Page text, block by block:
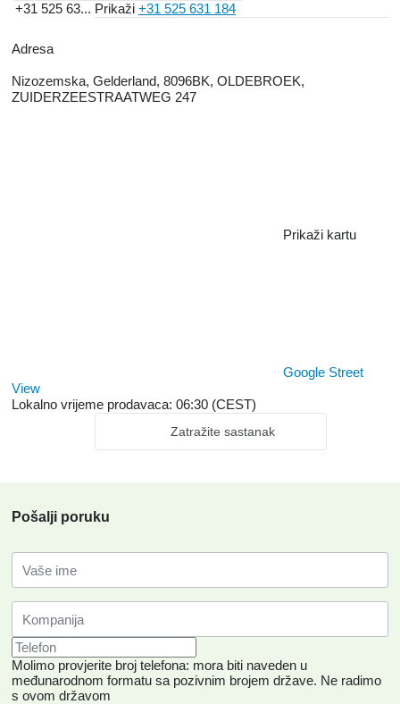
+31 525 63... Prikaži +31 525 631 184
Adresa
Nizozemska, Gelderland, 8096BK, OLDEBROEK,
ZUIDERZEESTRAATWEG 247
Prikaži kartu
Google Street
View
Lokalno vrijeme prodavaca: 06:30 (CEST)
Zatražite sastanak
Pošalji poruku
Molimo provjerite broj telefona: mora biti naveden u
međunarodnom formatu sa pozivnim brojem države. Ne radimo
s ovom državom